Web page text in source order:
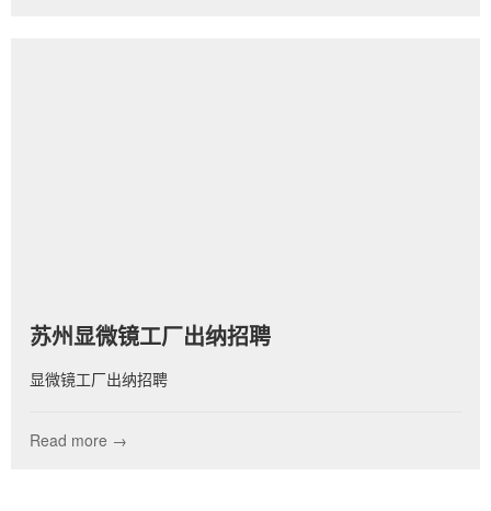
苏州显微镜工厂出纳招聘
显微镜工厂出纳招聘
Read more →